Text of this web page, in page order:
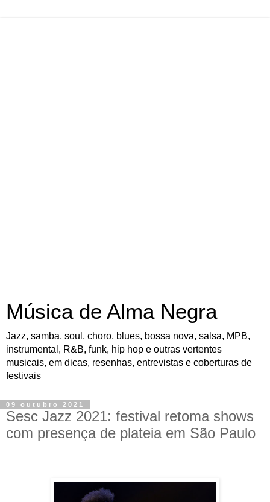
Música de Alma Negra
Jazz, samba, soul, choro, blues, bossa nova, salsa, MPB,
instrumental, R&B, funk, hip hop e outras vertentes
musicais, em dicas, resenhas, entrevistas e coberturas de
festivais
09 outubro 2021
Sesc Jazz 2021: festival retoma shows
com presença de plateia em São Paulo